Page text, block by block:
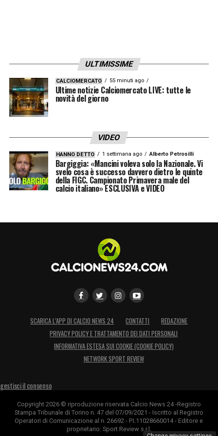
peso e sostanza a gara in corso.
Il programma verso Milan-Inter
Il resto del gruppo squadra si ritroverà
regolarmente domani pomeriggio sui
campi del centro sportivovaresino per la
ripresa ufficiale degli allenamenti collettivi.
Inizierà così, in maniera formale, il lungo
countdowntattico e mentale verso il fischio
d’inizio della supersfida di domenica alle ore
LA PLAYLIST DELLE NOSTRE TOP NEWS
ULTIMISSIME
CALCIOMERCATO 55 minuti ago
Ultime notizie Calciomercato LIVE: tutte le
novità del giorno
VIDEO
HANNO DETTO 1 settimana ago Alberto Petrosilli
Bargiggia: «Mancini voleva solo la Nazionale. Vi
svelo cosa è successo davvero dietro le quinte
della FIGC. Campionato Primavera male del
calcio italiano» ESCLUSIVA e VIDEO
SCARICA L’APP DI CALCIO NEWS 24 CONTATTI
REDAZIONE
PRIVACY POLICY E TRATTAMENTO DEI DATI PERSONALI
INFORMATIVA ESTESA SUI COOKIE (COOKIE POLICY)
NETWORK SPORT REVIEW
gestisci il consenso
Copyright 2026 © riproduzione riservata Calcio News 24 -Registro
Stampa Tribunale di Torino n. 47 del 07/09/2021 - Iscritto al Registro
Operatori di Comunicazione al n. 26692 - P.I.11028660014 - Editore e
proprietario: Sport Review s.r.l.